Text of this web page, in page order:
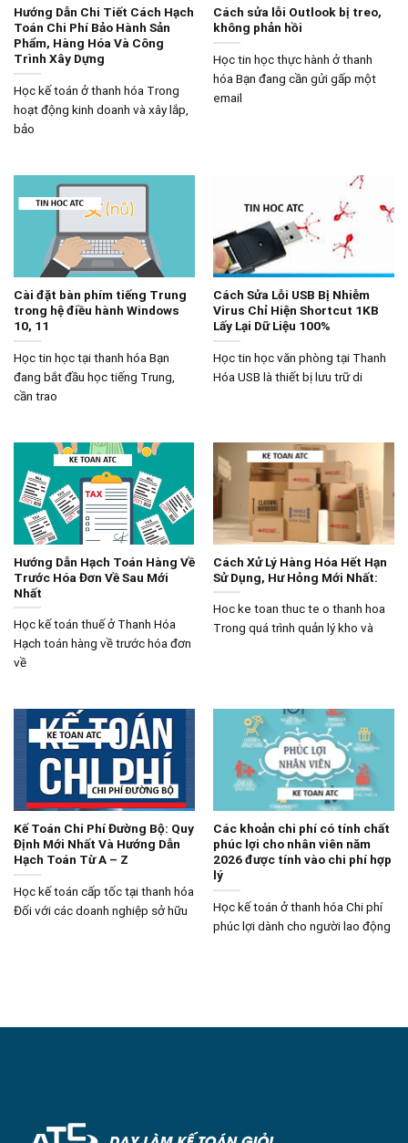
Hướng Dẫn Chi Tiết Cách Hạch
Toán Chi Phí Bảo Hành Sản
Phẩm, Hàng Hóa Và Công
Trình Xây Dựng
Học kế toán ở thanh hóa Trong
hoạt động kinh doanh và xây lắp,
bảo
Cách sửa lỗi Outlook bị treo,
không phản hồi
Học tin học thực hành ở thanh
hóa Bạn đang cần gửi gấp một
email
Cài đặt bàn phím tiếng Trung
trong hệ điều hành Windows
10, 11
Học tin học tại thanh hóa Bạn
đang bắt đầu học tiếng Trung,
cần trao
Cách Sửa Lỗi USB Bị Nhiễm
Virus Chỉ Hiện Shortcut 1KB
Lấy Lại Dữ Liệu 100%
Học tin học văn phòng tại Thanh
Hóa USB là thiết bị lưu trữ di
Hướng Dẫn Hạch Toán Hàng Về
Trước Hóa Đơn Về Sau Mới
Nhất
Học kế toán thuế ở Thanh Hóa
Hạch toán hàng về trước hóa đơn
về
Cách Xử Lý Hàng Hóa Hết Hạn
Sử Dụng, Hư Hỏng Mới Nhất:
Hoc ke toan thuc te o thanh hoa
Trong quá trình quản lý kho và
Kế Toán Chi Phí Đường Bộ: Quy
Định Mới Nhất Và Hướng Dẫn
Hạch Toán Từ A – Z
Học kế toán cấp tốc tại thanh hóa
Đối với các doanh nghiệp sở hữu
Các khoản chi phí có tính chất
phúc lợi cho nhân viên năm
2026 được tính vào chi phí hợp
lý
Học kế toán ở thanh hóa Chi phí
phúc lợi dành cho người lao động